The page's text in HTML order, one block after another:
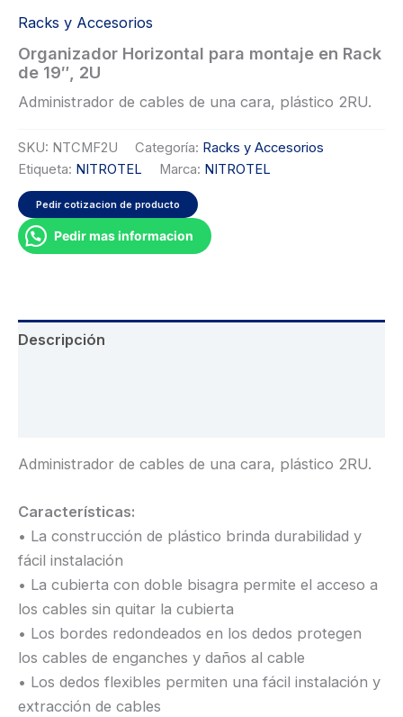
Racks y Accesorios
Organizador Horizontal para montaje en Rack
de 19″, 2U
Administrador de cables de una cara, plástico 2RU.
SKU: NTCMF2U Categoría: Racks y Accesorios
Etiqueta: NITROTEL Marca: NITROTEL
Pedir cotizacion de producto
Pedir mas informacion
Descripción
Administrador de cables de una cara, plástico 2RU.
Características:
• La construcción de plástico brinda durabilidad y
fácil instalación
• La cubierta con doble bisagra permite el acceso a
los cables sin quitar la cubierta
• Los bordes redondeados en los dedos protegen
los cables de enganches y daños al cable
• Los dedos flexibles permiten una fácil instalación y
extracción de cables